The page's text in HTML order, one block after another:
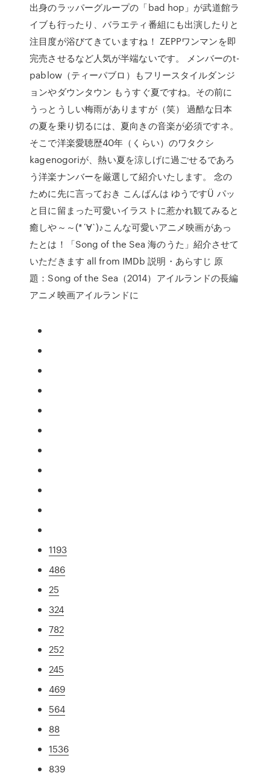
出身のラッパーグループの「bad hop」が武道館ラ
イブも行ったり、バラエティ番組にも出演したりと
注目度が浴びてきていますね！ ZEPPワンマンを即
完売させるなど人気が半端ないです。 メンバーのt-
pablow（ティーパブロ）もフリースタイルダンジ
ョンやダウンタウン もうすぐ夏ですね。その前に
うっとうしい梅雨がありますが（笑） 過酷な日本
の夏を乗り切るには、夏向きの音楽が必須ですネ。
そこで洋楽愛聴歴40年（くらい）のワタクシ
kagenogoriが、熱い夏を涼しげに過ごせるであろ
う洋楽ナンバーを厳選して紹介いたします。 念の
ために先に言っておき こんばんは ゆうですÜ パッ
と目に留まった可愛いイラストに惹かれ観てみると
癒しや～～(*´∀`)♪こんな可愛いアニメ映画があっ
たとは！「Song of the Sea 海のうた」紹介させて
いただきます all from IMDb 説明・あらすじ 原
題：Song of the Sea（2014）アイルランドの長編
アニメ映画アイルランドに
1193
486
25
324
782
252
245
469
564
88
1536
839